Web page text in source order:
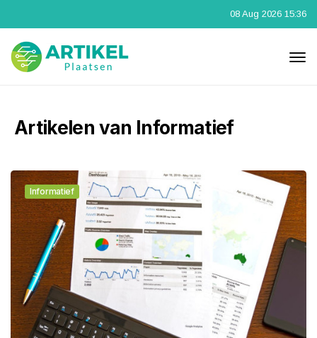
08 Aug 2026 15:36
Artikelen van Informatief
Informatief